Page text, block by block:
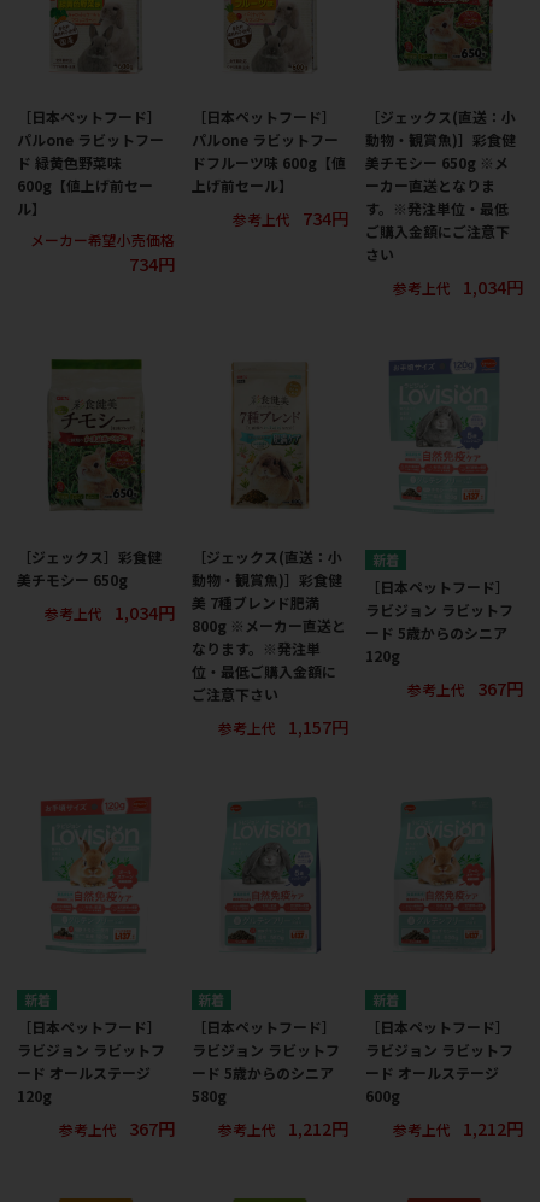
［日本ペットフード］
パルone ラビットフー
ド 緑黄色野菜味
600g【値上げ前セー
ル】
メーカー希望小売価格
734円
［日本ペットフード］
パルone ラビットフー
ドフルーツ味 600g【値
上げ前セール】
参考上代
734円
［ジェックス(直送：小
動物・観賞魚)］彩食健
美チモシー 650g ※メ
ーカー直送となりま
す。※発注単位・最低
ご購入金額にご注意下
さい
参考上代
1,034円
［ジェックス］彩食健
美チモシー 650g
参考上代
1,034円
［ジェックス(直送：小
動物・観賞魚)］彩食健
美 7種ブレンド肥満
800g ※メーカー直送と
なります。※発注単
位・最低ご購入金額に
ご注意下さい
参考上代
1,157円
［日本ペットフード］
ラビジョン ラビットフ
ード 5歳からのシニア
120g
参考上代
367円
［日本ペットフード］
ラビジョン ラビットフ
ード オールステージ
120g
参考上代
367円
［日本ペットフード］
ラビジョン ラビットフ
ード 5歳からのシニア
580g
参考上代
1,212円
［日本ペットフード］
ラビジョン ラビットフ
ード オールステージ
600g
参考上代
1,212円